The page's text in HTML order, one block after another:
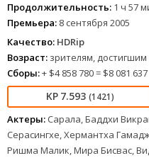
Продолжительность: 1 ч 57
Премьера: 8 сентября 2005
Качество: HDRip
Возраст: зрителям, достигшим
Сборы:+ $4 858 780 = $8 081 637
7.593 (1421)
Актеры: Сарала, Баддхи
Серасингхе, Хермантха
Ришма Малик, Мира Бисвас,